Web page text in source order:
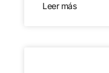
Leer más